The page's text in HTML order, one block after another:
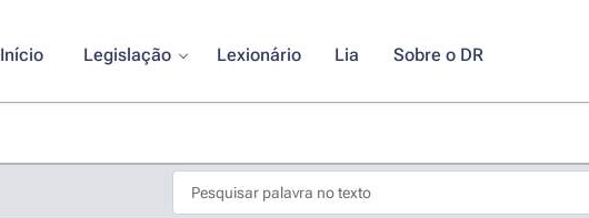
Início Legislação Lexionário Lia Sobre o DR